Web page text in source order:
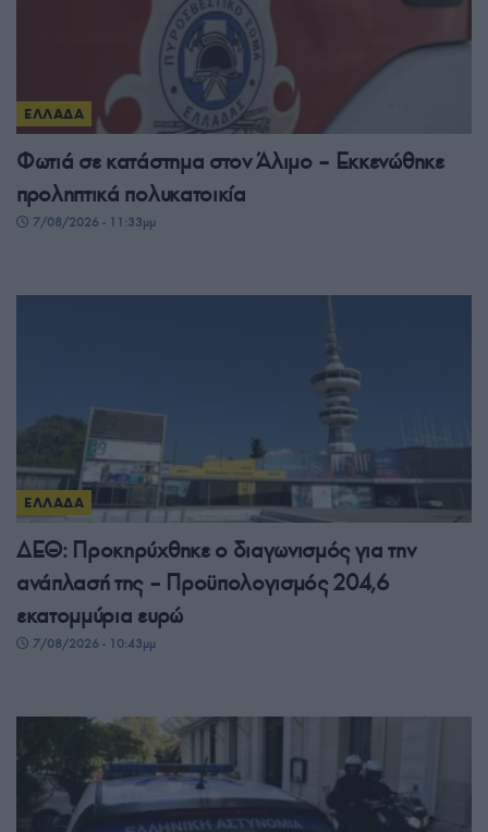
ΕΛΛΑΔΑ
Φωτιά σε κατάστημα στον Άλιμο – Εκκενώθηκε
προληπτικά πολυκατοικία
7/08/2026 - 11:33μμ
ΕΛΛΑΔΑ
ΔΕΘ: Προκηρύχθηκε ο διαγωνισμός για την
ανάπλασή της – Προϋπολογισμός 204,6
εκατομμύρια ευρώ
7/08/2026 - 10:43μμ